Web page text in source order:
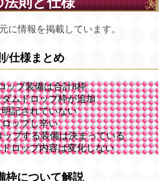
に情報を掲載しています。
/仕様まとめ
ップ装備は合計8枠
ムドロップ枠が追加
記されていない
ップし辛い
ップする装備は決まっている
ロップ内容は変化しない
枠について解説